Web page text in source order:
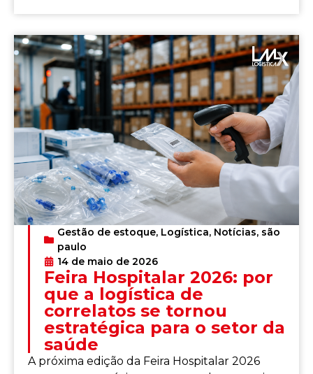
Gestão de estoque, Logística, Notícias, são
paulo
14 de maio de 2026
Feira Hospitalar 2026: por
que a logística de
correlatos se tornou
estratégica para o setor da
saúde
A próxima edição da Feira Hospitalar 2026